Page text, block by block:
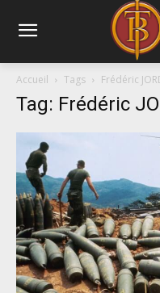
Accueil Tags Frédéric
Tag: Frédéric